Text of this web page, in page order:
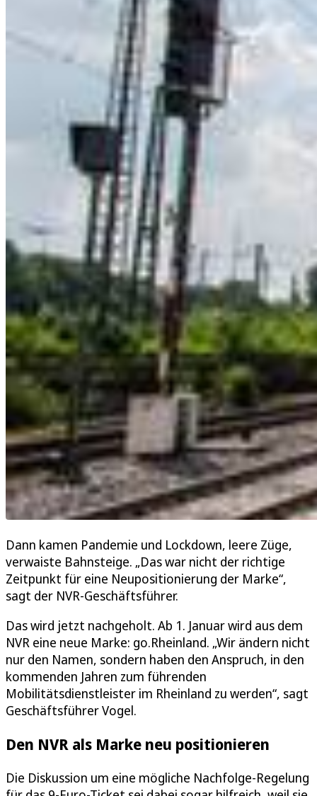
Dann kamen Pandemie und Lockdown, leere Züge,
verwaiste Bahnsteige. „Das war nicht der richtige
Zeitpunkt für eine Neupositionierung der Marke“,
sagt der NVR-Geschäftsführer.
Das wird jetzt nachgeholt. Ab 1. Januar wird aus dem
NVR eine neue Marke: go.Rheinland. „Wir ändern nicht
nur den Namen, sondern haben den Anspruch, in den
kommenden Jahren zum führenden
Mobilitätsdienstleister im Rheinland zu werden“, sagt
Geschäftsführer Vogel.
Den NVR als Marke neu positionieren
Die Diskussion um eine mögliche Nachfolge-Regelung